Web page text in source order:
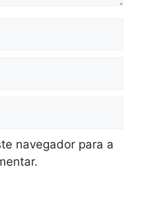
navegador para a